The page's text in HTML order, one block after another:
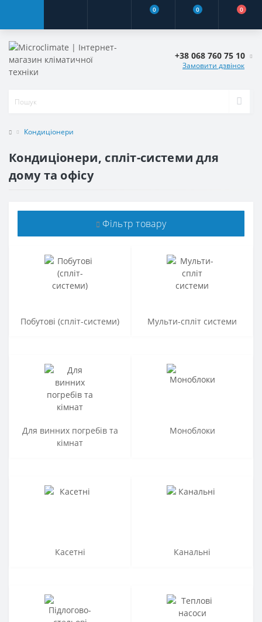
0 0 0
+38 068 760 75 10
Замовити дзвінок
Кондиціонери
Кондиціонери, спліт-системи для
дому та офісу
Фільтр товару
Побутові (спліт-системи) Мульти-спліт системи
Для винних погребів та
кімнат
Моноблоки
Касетні Канальні